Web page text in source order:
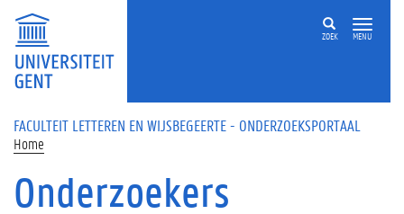
Overslaan en naar de inhoud gaan
ZOEK MENU
FACULTEIT LETTEREN EN WIJSBEGEERTE - ONDERZOEKSPORTAAL
Home
Onderzoekers